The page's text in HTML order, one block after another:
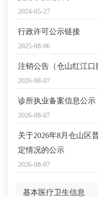
2024-05-27
2025-08-06
行政许可公示链接
2026-08-07
注销公告（仓山红江口
2026-08-07
诊所执业备案信息公示
2026-08-07
关于2026年8月仓山区
定情况的公示
基本医疗卫生信息